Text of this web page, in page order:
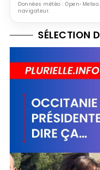
Données météo : Open-
navigateur.
SÉLECTION